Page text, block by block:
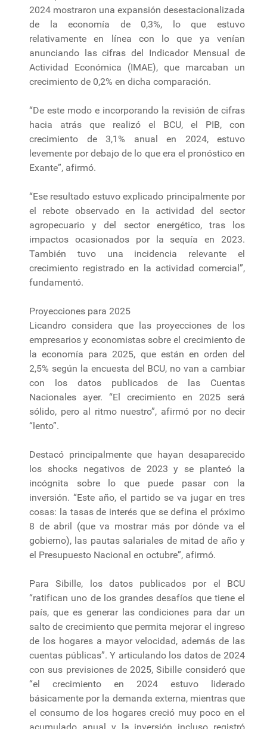
2024 mostraron una expansión desestacionalizada
de la economía de 0,3%, lo que estuvo
relativamente en línea con lo que ya venían
anunciando las cifras del Indicador Mensual de
Actividad Económica (IMAE), que marcaban un
crecimiento de 0,2% en dicha comparación.
“De este modo e incorporando la revisión de cifras
hacia atrás que realizó el BCU, el PIB, con
crecimiento de 3,1% anual en 2024, estuvo
levemente por debajo de lo que era el pronóstico en
Exante”, afirmó.
“Ese resultado estuvo explicado principalmente por
el rebote observado en la actividad del sector
agropecuario y del sector energético, tras los
impactos ocasionados por la sequía en 2023.
También tuvo una incidencia relevante el
crecimiento registrado en la actividad comercial”,
fundamentó.
Proyecciones para 2025
Licandro considera que las proyecciones de los
empresarios y economistas sobre el crecimiento de
la economía para 2025, que están en orden del
2,5% según la encuesta del BCU, no van a cambiar
con los datos publicados de las Cuentas
Nacionales ayer. “El crecimiento en 2025 será
sólido, pero al ritmo nuestro”, afirmó por no decir
“lento”.
Destacó principalmente que hayan desaparecido
los shocks negativos de 2023 y se planteó la
incógnita sobre lo que puede pasar con la
inversión. “Este año, el partido se va jugar en tres
cosas: la tasas de interés que se defina el próximo
8 de abril (que va mostrar más por dónde va el
gobierno), las pautas salariales de mitad de año y
el Presupuesto Nacional en octubre”, afirmó.
Para Sibille, los datos publicados por el BCU
“ratifican uno de los grandes desafíos que tiene el
país, que es generar las condiciones para dar un
salto de crecimiento que permita mejorar el ingreso
de los hogares a mayor velocidad, además de las
cuentas públicas”. Y articulando los datos de 2024
con sus previsiones de 2025, Sibille consideró que
“el crecimiento en 2024 estuvo liderado
básicamente por la demanda externa, mientras que
el consumo de los hogares creció muy poco en el